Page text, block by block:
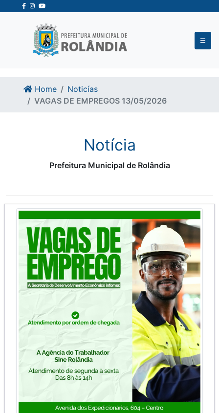
Ir para o conteudo
Ir para o fim do conteudo
Home
Noticías
VAGAS DE EMPREGOS 13/05/2026
Notícia
Prefeitura Municipal de Rolândia